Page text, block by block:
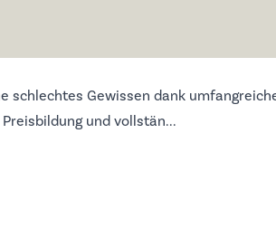
schlechtes Gewissen dank
und vollstän...